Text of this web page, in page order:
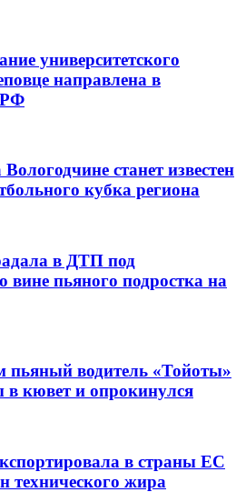
университетского
направлена в
РФ
станет известен
кубка региона
в ДТП под
пьяного подростка на
пьяный водитель «Тойоты»
в кювет и опрокинулся
в страны ЕС
технического жира